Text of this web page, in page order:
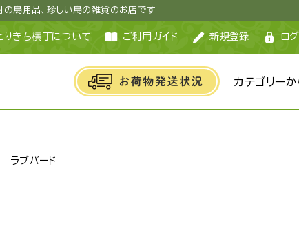
の鳥用品、珍しい鳥の雑貨のお店です
りきち横丁について ご利用ガイド 新規登録 ロ
カテゴリー
ラブバード